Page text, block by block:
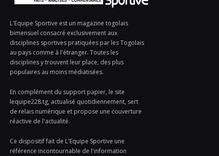
L'Equipe Sportive est un magazine togolais
bimensuel consacré exclusivement aux
disciplines sportives pratiquées par les Togolais
au pays comme à l'étranger. Toutes les
disciplines y trouvent leur place, des plus
populaires au moins médiatisées.
En complément du support papier, le site
lequipe228.tg, actualisé quotidiennement, sert
de relais numérique et propose une couverture
réactive de l'actualité.
Ce dispositif fait de L'Equipe Sportive une
référence incontournable de l'information